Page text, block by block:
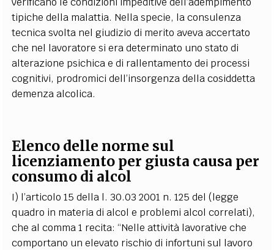
tipiche della malattia. Nella specie, la consulenza
tecnica svolta nel giudizio di merito aveva accertato
che nel lavoratore si era determinato uno stato di
alterazione psichica e di rallentamento dei processi
cognitivi, prodromici dell’insorgenza della cosiddetta
demenza alcolica.
Elenco delle norme sul
licenziamento per giusta causa per
consumo di alcol
I) l’articolo 15 della l. 30.03 2001 n. 125 del (legge
quadro in materia di alcol e problemi alcol correlati),
che al comma 1 recita: “Nelle attività lavorative che
comportano un elevato rischio di infortuni sul lavoro